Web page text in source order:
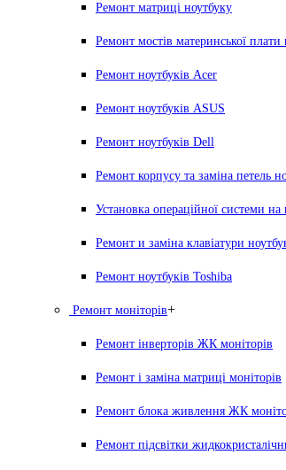
Ремонт матриці ноутбуку
Ремонт мостів материнської плати
Ремонт ноутбуків Acer
Ремонт ноутбуків ASUS
Ремонт ноутбуків Dell
Ремонт корпусу та заміна петель
Установка операційної системи на
Ремонт и заміна клавіатури
Ремонт ноутбуків Toshiba
Ремонт моніторів+
Ремонт інверторів ЖК моніторів
Ремонт і заміна матриці моніторів
Ремонт блока живлення ЖК
Ремонт підсвітки